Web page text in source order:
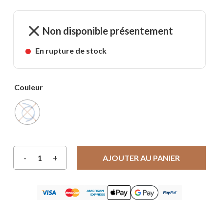
Non disponible présentement
En rupture de stock
Couleur
AJOUTER AU PANIER